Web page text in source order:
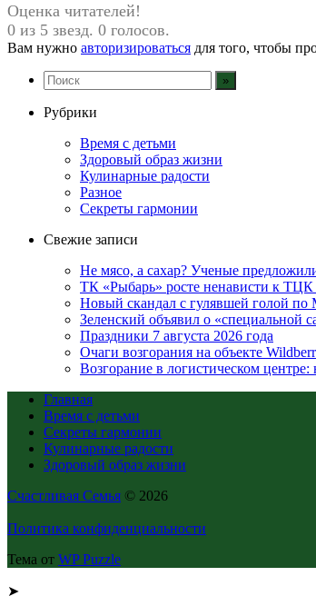
Оценка читателей!
0 из 5 звезд. 0 голосов.
Вам нужно авторизироваться для того, чтобы
Рубрики
Время с детьми
Здоровый образ жизни
Кулинарные радости
Разное
Секреты гармонии
Свежие записи
Не мясо, а сахар? Ученые
ТК «Рыбарь» росте ненависти к ТЦК
Новый скандал с гулявшей голой по
Зеленский объявил о «специальной
Праздники 7 августа 2026 года
Очаги возгорания на объекте
Возгорание в логистическом
Главная
Время с детьми
Секреты гармонии
Кулинарные радости
Здоровый образ жизни
Счастливая Семья © 2026
Политика конфиденциальности
Тема от WP Puzzle
➤